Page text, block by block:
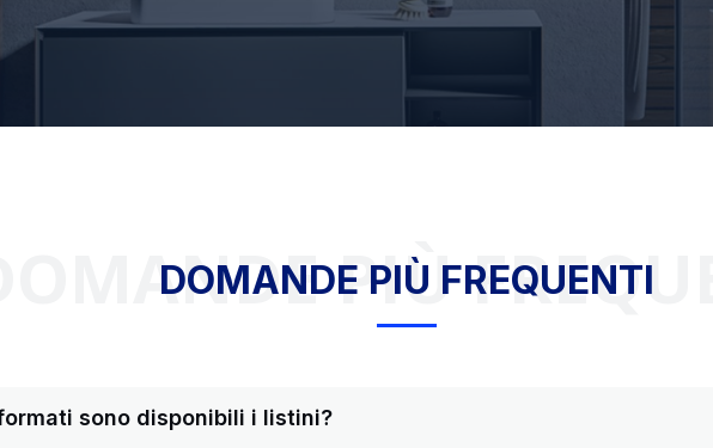
DOMANDE PIÙ
DOMANDE PIÙ FREQUENTI
sono disponibili i listini?